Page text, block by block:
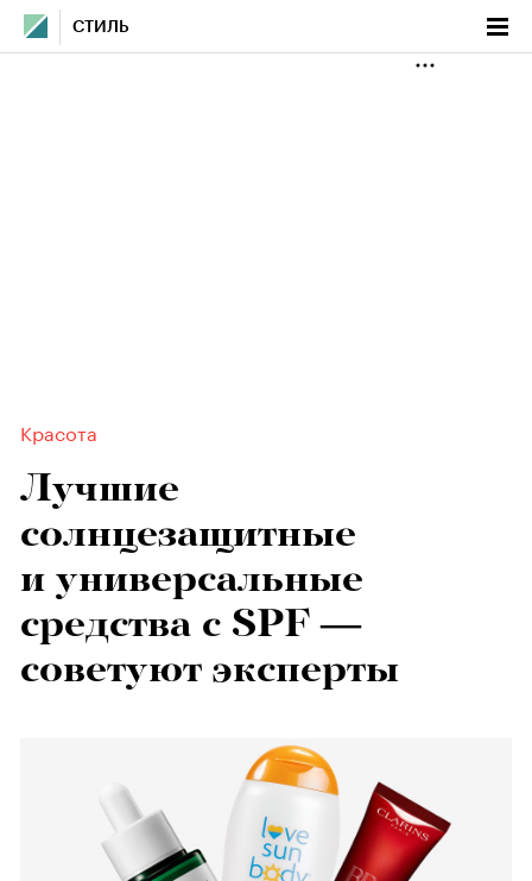
СТИЛЬ
Красота
Лучшие
солнцезащитные
и универсальные
средства с SPF —
советуют эксперты